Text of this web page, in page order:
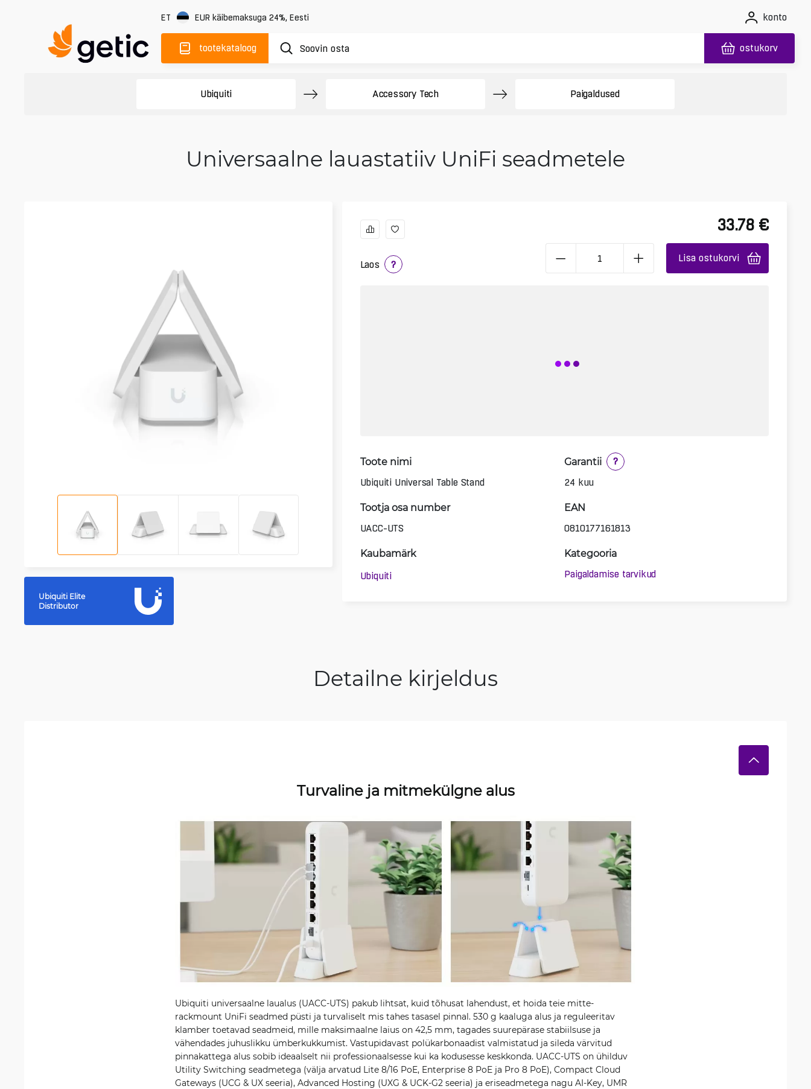
ET EUR käibemaksuga 24%, Eesti konto
tootekataloog ostukorv
Ubiquiti Accessory Tech Paigaldused
Universaalne lauastatiiv UniFi seadmetele
Ubiquiti Elite
Distributor
Laos ?
33.78 €
Lisa ostukorvi
Toote nimi
Ubiquiti Universal Table Stand
Garantii
?
24 kuu
Tootja osa number
UACC-UTS
EAN
0810177161813
Kaubamärk
Ubiquiti
Kategooria
Paigaldamise tarvikud
Detailne kirjeldus
Turvaline ja mitmekülgne alus
Ubiquiti universaalne laualus (UACC-UTS) pakub lihtsat, kuid tõhusat lahendust, et hoida teie mitte-
rackmount UniFi seadmed püsti ja turvaliselt mis tahes tasasel pinnal. 530 g kaaluga alus ja reguleeritav
klamber toetavad seadmeid, mille maksimaalne laius on 42,5 mm, tagades suurepärase stabiilsuse ja
vähendades juhuslikku ümberkukkumist. Vastupidavast polükarbonaadist valmistatud ja sileda värvitud
pinnakattega alus sobib ideaalselt nii professionaalsesse kui ka kodusesse keskkonda. UACC-UTS on ühilduv
Utility Switching seadmetega (välja arvatud Lite 8/16 PoE, Enterprise 8 PoE ja Pro 8 PoE), Compact Cloud
Gateways (UCG & UX seeria), Advanced Hosting (UXG & UCK-G2 seeria) ja eriseadmetega nagu AI-Key, UMR